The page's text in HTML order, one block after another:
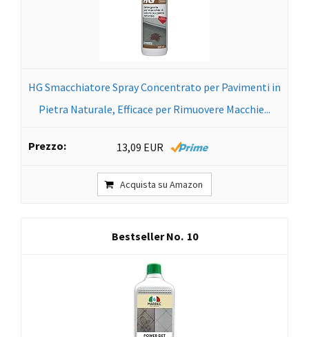
HG Smacchiatore Spray Concentrato per Pavimenti in
Pietra Naturale, Efficace per Rimuovere Macchie...
13,09 EUR
Acquista su Amazon
10